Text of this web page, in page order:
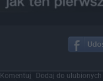
Komentuj Dodaj do ulubionych